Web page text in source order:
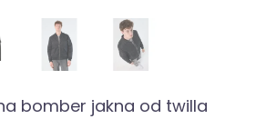
bomber jakna od twilla